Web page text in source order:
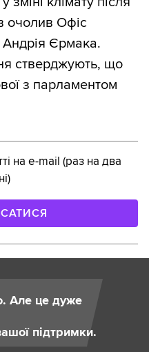
очолив Офіс
Єрмака.
стверджують, що
з парламентом
на e-mail (раз на два
Але це дуже
підтримки.